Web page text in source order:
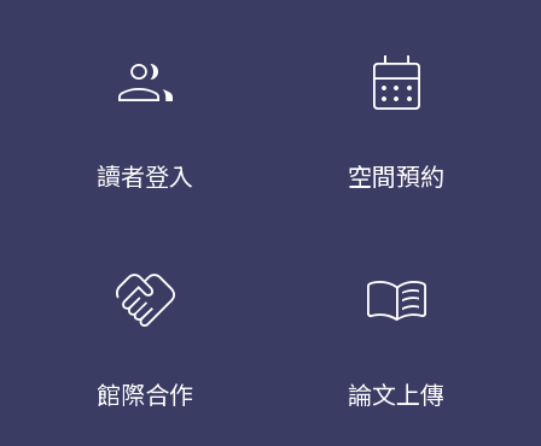
group
讀者登入
calendar_month
空間預約
handshake
館際合作
menu_book
論文上傳